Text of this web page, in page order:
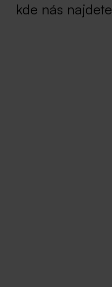
kde nás najdete